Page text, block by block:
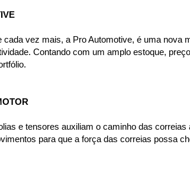
vez mais, a Pro Automotive, é uma nova
Contando com um amplo estoque,
e tensores auxiliam o caminho das
para que a força das correias possa